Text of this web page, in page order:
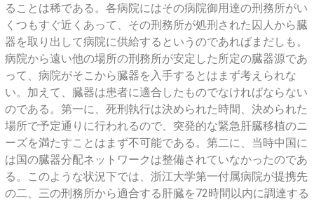
ることは稀である。各病院にはその病院御用達の刑務所がい
くつもすぐ近くあって、その刑務所が処刑された囚人から臓
器を取り出して病院に供給するというのであればまだしも。
病院から遠い他の場所の刑務所が安定した所定の臓器源であ
って、病院がそこから臓器を入手するとはまず考えられな
い。加えて、臓器は患者に適合したものでなければならない
のである。第一に、死刑執行は決められた時間、決められた
場所で予定通りに行われるので、突発的な緊急肝臓移植のニ
ーズを満たすことはまず不可能である。第二に、当時中国に
は国の臓器分配ネットワークは整備されていなかったのであ
る。このような状況下では、浙江大学第一付属病院が提携先
の二、三の刑務所から適合する肝臓を72時間以内に調達する